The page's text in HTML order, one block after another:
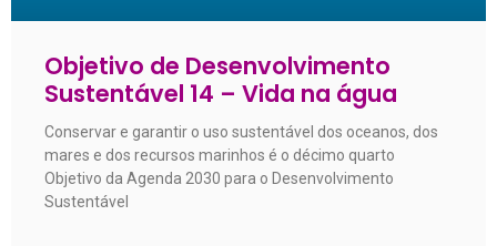
Objetivo de Desenvolvimento
Sustentável 14 – Vida na água
Conservar e garantir o uso sustentável dos oceanos, dos
mares e dos recursos marinhos é o décimo quarto
Objetivo da Agenda 2030 para o Desenvolvimento
Sustentável